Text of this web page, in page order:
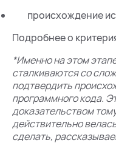
происхождение
Подробнее о
*Именно на этом
сталкиваются со
подтвердить
программного кода.
доказательством
действительно
сделать,